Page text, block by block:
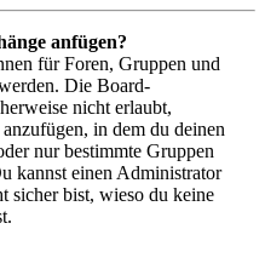
anfügen?
für Foren, Gruppen und
Die Board-
nicht erlaubt,
in dem du deinen
nur bestimmte Gruppen
kannst einen Administrator
sicher bist, wieso du keine